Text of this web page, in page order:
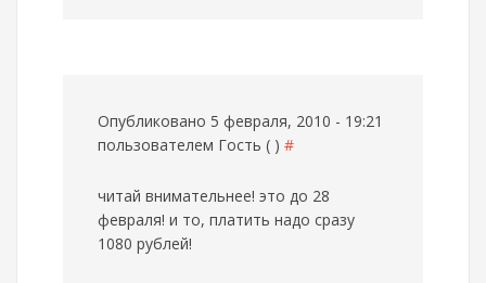
Опубликовано 5 февраля, 2010 - 19:21
пользователем Гость ( ) #
читай внимательнее! это до 28
февраля! и то, платить надо сразу
1080 рублей!